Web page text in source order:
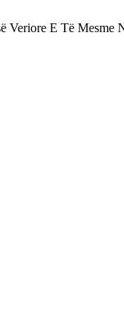
Veriore E Të